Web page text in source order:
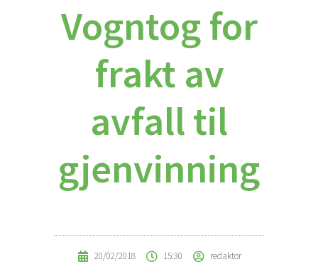
Vogntog for
frakt av
avfall til
gjenvinning
20/02/2018 15:30 redaktor